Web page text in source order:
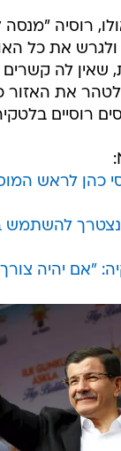
רוסיה
את כל
שאין לה
את האזור
רוסיים
כהן לראש
נצטרך להשתמש
"אם יהיה צורך,